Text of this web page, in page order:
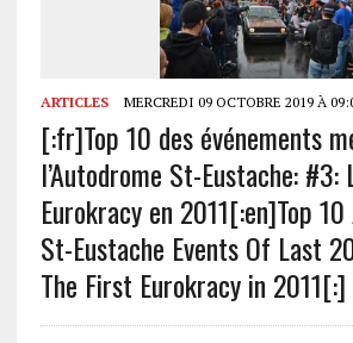
ARTICLES MERCREDI 09 OCTOBRE 2019 À
[:fr]Top 10 des événements
l’Autodrome St-Eustache:
Eurokracy en 2011[:en]Top
St-Eustache Events Of Last
The First Eurokracy in 2011[:]